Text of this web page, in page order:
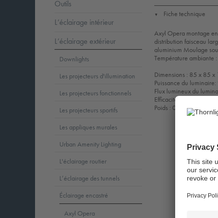
▼ Fiche technique
Axyl Opera montage
distribution faisceau
aluminium Moulage
Température ambiante
Dimensions : 85 x 85 x
Puissance du
Flux lumineux du
Efficacité lumineuse du
Poids : 0,67 kg
Outils
L’éclairage intérieur
L’éclairage extérieur
Downlights
Les projecteurs d'illumination
Les projecteurs fonctionnels
Les projecteurs sportifs
Les appliques murales
Urban Amenity Lighting
L'éclairage routier
L’éclairage des tunnels
Éclairage encastré
Axyl Opera